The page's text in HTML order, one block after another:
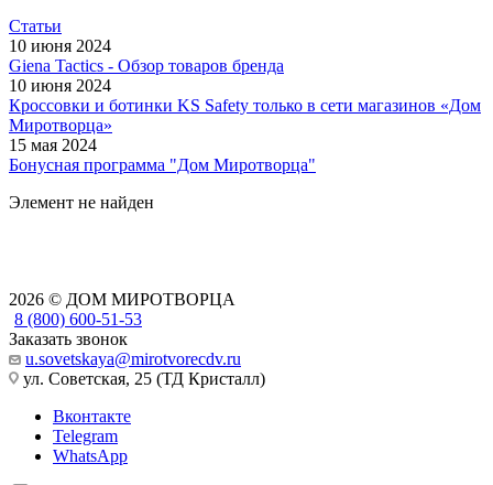
Статьи
10 июня 2024
Giena Tactics - Обзор товаров бренда
10 июня 2024
Кроссовки и ботинки KS Safety только в сети магазинов «Дом
Миротворца»
15 мая 2024
Бонусная программа "Дом Миротворца"
Элемент не найден
2026 © ДОМ МИРОТВОРЦА
8 (800) 600-51-53
Заказать звонок
u.sovetskaya@mirotvorecdv.ru
ул. Советская, 25 (ТД Кристалл)
Вконтакте
Telegram
WhatsApp